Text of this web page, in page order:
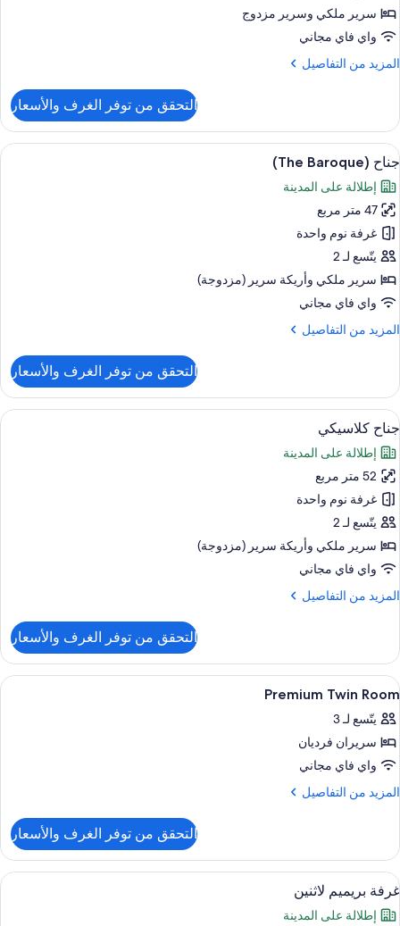
سرير ملكي‫‬ وسرير مزدوج
واي فاي مجاني
المزيد من التفاصيل
المزيد
جناح
(The
Serene)
التحقق من توفر الغرف والأسعار
استعراض
جميع
صور
جناح
(The
Baroque)
8
جناح (The Baroque)
إطلالة على المدينة
47 متر مربع
غرفة نوم واحدة
يتّسع لـ 2
سرير ملكي‫‬ وأريكة سرير (مزدوجة)
واي فاي مجاني
المزيد من التفاصيل
المزيد
جناح
(The
Baroque)
التحقق من توفر الغرف والأسعار
استعراض
جميع
صور
جناح
كلاسيكي
6
جناح كلاسيكي
إطلالة على المدينة
52 متر مربع
غرفة نوم واحدة
يتّسع لـ 2
سرير ملكي‫‬ وأريكة سرير (مزدوجة)
واي فاي مجاني
المزيد من التفاصيل
المزيد
جناح
كلاسيكي
التحقق من توفر الغرف والأسعار
استعراض
جميع
صور
Premium
Twin
Room
9
Premium Twin Room
يتّسع لـ 3
سريران فرديان
واي فاي مجاني
المزيد من التفاصيل
المزيد
Premium
Twin
Room
التحقق من توفر الغرف والأسعار
استعراض
جميع
4
غرفة بريميم لاثنين
إطلالة على المدينة